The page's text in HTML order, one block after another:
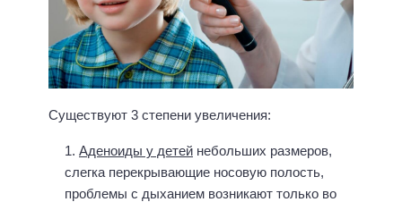
Существуют 3 степени увеличения:
Аденоиды у детей небольших размеров,
слегка перекрывающие носовую полость,
проблемы с дыханием возникают только во